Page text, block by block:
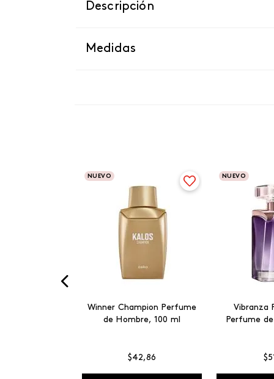
Descripción
Medidas
NUEVO
Winner Champion Perfume
de Hombre, 100 ml
$42,86
NUEVO
Vibranza
Perfume
$51